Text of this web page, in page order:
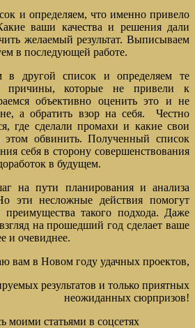
и определяем, что именно привело
ваши качества и решения дали
желаемый результат. Выписываем
в последующей работе.
в другой список и определяем те
причины, которые не привели к
объективно оценить это и не
а обратить взор на себя. Честно
где сделали промахи и какие свои
этом обвинить. Полученный список
себя в сторону совершенствования
в будущем.
на пути планирования и анализа
эти несложные действия помогут
такого подхода. Даже
на прошедший год сделает ваше
и очевиднее.
вам в Новом году удачных проектов,
результатов и только приятных
неожиданных сюрпризов!
моими статьями в соцсетях